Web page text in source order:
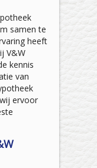
samen te
heeft
V&W
kennis
van
ervoor